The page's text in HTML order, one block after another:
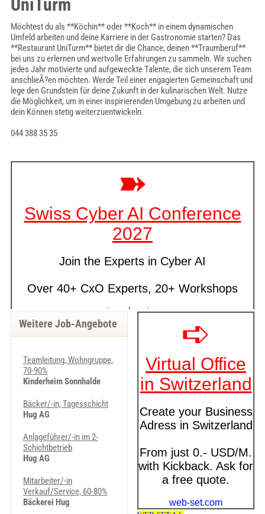
UniTurm
Möchtest du als **Köchin** oder **Koch** in einem dynamischen
Umfeld arbeiten und deine Karriere in der Gastronomie starten? Das
**Restaurant UniTurm** bietet dir die Chance, deinen **Traumberuf**
bei uns zu erlernen und wertvolle Erfahrungen zu sammeln. Wir suchen
jedes Jahr motivierte und aufgeweckte Talente, die sich unserem Team
anschlieÃ?en möchten. Werde Teil einer engagierten Gemeinschaft und
lege den Grundstein für deine Zukunft in der kulinarischen Welt. Nutze
die Möglichkeit, um in einer inspirierenden Umgebung zu arbeiten und
dein Können stetig weiterzuentwickeln.
044 388 35 35
Weitere Job-Angebote
Teamleitung, Wohngruppe,
70-90%
Kinderheim Sonnhalde
Bäcker/-in, Tagesschicht
Hug AG
Anlageführer/-in im 2-
Schichtbetrieb
Hug AG
Mitarbeiter/-in
Verkauf/Service, 60-80%
Bäckerei Hug